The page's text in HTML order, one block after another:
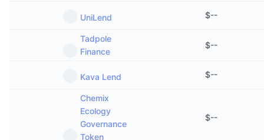
UniLend $--
Tadpole
Finance
$--
Kava Lend $--
Chemix
Ecology
Governance
Token
$--